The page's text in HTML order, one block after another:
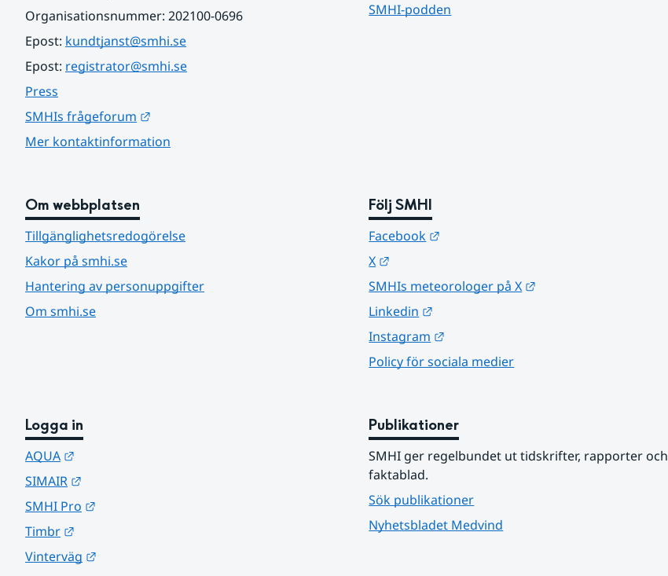
Organisationsnummer: 202100-0696
Epost: kundtjanst@smhi.se
Epost: registrator@smhi.se
Press
SMHIs frågeforum
Mer kontaktinformation
SMHI-podden
Om webbplatsen
Tillgänglighetsredogörelse
Kakor på smhi.se
Hantering av personuppgifter
Om smhi.se
Följ SMHI
Facebook
X
SMHIs meteorologer på X
Linkedin
Instagram
Policy för sociala medier
Logga in
AQUA
SIMAIR
SMHI Pro
Timbr
Vinterväg
Publikationer
SMHI ger regelbundet ut tidskrifter, rapporter och
faktablad.
Sök publikationer
Nyhetsbladet Medvind